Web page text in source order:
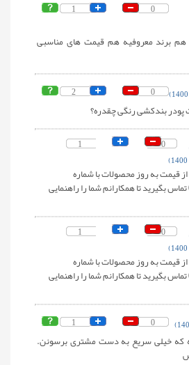
1 0
برند معروفیه هم قیمت های مناسبی
2 0
بندکشی رنگی چقدره؟
1 0
از قیمت به روز محصولات با شماره
09127511808 تماس بگیرید تا همکارانم شما را راهنمایی
1 0
از قیمت به روز محصولات با شماره
09127511808 تماس بگیرید تا همکارانم شما را راهنمایی
1 0
که خیلی سریع به دست مشتری برسونن.